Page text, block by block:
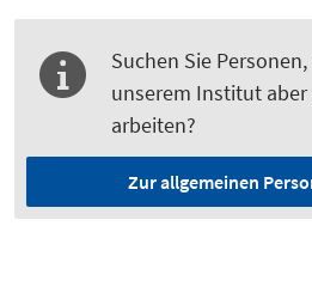
Suchen Sie
unserem Institut
arbeiten?
Zur allgemeinen